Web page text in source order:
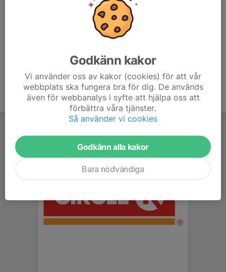
Godkänn kakor
Vi använder oss av kakor (cookies) för att vår
webbplats ska fungera bra för dig. De används
även för webbanalys i syfte att hjälpa oss att
förbättra våra tjänster.
Så använder vi cookies
Godkänn alla kakor
Bara nödvändiga